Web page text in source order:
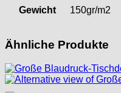
Gewicht 150gr/m2
Ähnliche Produkte